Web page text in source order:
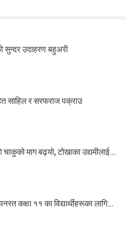
सुन्दर उदाहरण बहुअरी
साहिल र सरफराज पक्राउ
चाकुको माग बढ्यो, टोखाका उद्यमीलाई…
कक्षा ११ का विद्यार्थीहरूका लागि…